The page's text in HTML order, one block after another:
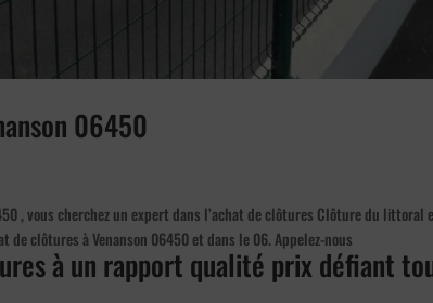
06450
, vous cherchez un expert dans l’achat de clôtures Clôture du littoral
de clôtures à Venanson 06450 et dans le 06. Appelez-nous
à un rapport qualité prix défiant